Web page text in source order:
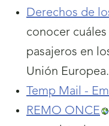
Derechos de
conocer
pasajeros en
Unión Europea.
Temp Mail -
REMO ONCE